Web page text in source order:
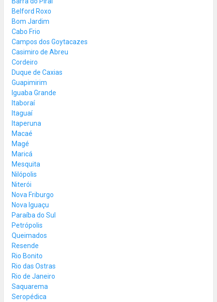
Belford Roxo
Bom Jardim
Cabo Frio
Campos dos Goytacazes
Casimiro de Abreu
Cordeiro
Duque de Caxias
Guapimirim
Iguaba Grande
Itaboraí
Itaguaí
Itaperuna
Macaé
Magé
Maricá
Mesquita
Nilópolis
Niterói
Nova Friburgo
Nova Iguaçu
Paraíba do Sul
Petrópolis
Queimados
Resende
Rio Bonito
Rio das Ostras
Rio de Janeiro
Saquarema
Seropédica